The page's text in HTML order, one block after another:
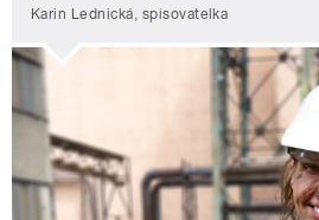
Karin Lednická, spisovatelka